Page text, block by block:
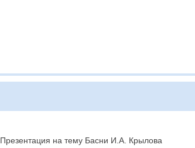
Презентация на тему Басни И.А. Крылова